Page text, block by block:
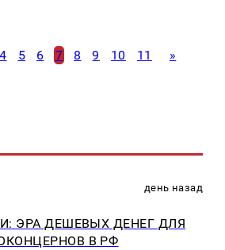
4 5 6 7 8 9 10 11 »
день назад
ЭРА ДЕШЕВЫХ ДЕНЕГ ДЛЯ
В РФ